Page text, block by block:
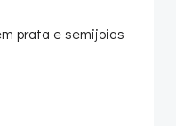
prata e semijoias